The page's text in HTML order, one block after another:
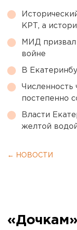
КРТ, а
МИД призвал
войне
В
Численность
постепенно
Власти
желтой
← НОВОСТИ